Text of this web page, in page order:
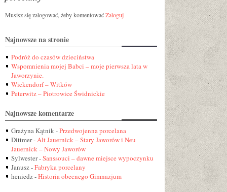
Musisz się zalogować, żeby komentowaćZaloguj
Najnowsze na stronie
Podróż do czasów dzieciństwa
Wspomnienia mojej Babci – moje pierwsza lata w
Jaworzynie.
Wickendorf – Witków
Peterwitz – Piotrowice Świdnickie
Najnowsze komentarze
Grażyna Kątnik-Przedwojenna porcelana
Dittmer-Alt Jauernick – Stary Jaworów i Neu
Jauernick – Nowy Jaworów
Sylwester-Sanssouci – dawne miejsce wypoczynku
Janusz-Fabryka porcelany
heniedz-Historia obecnego Gimnazjum